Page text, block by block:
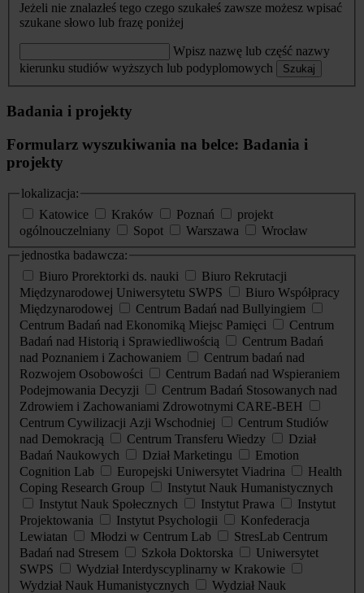
Jeżeli nie znalazłeś tego czego szukałeś zawsze możesz wpisać
szukane słowo lub frazę poniżej
Wpisz nazwę lub część nazwy
kierunku studiów wyższych lub podyplomowych
Szukaj
Badania i projekty
Formularz wyszukiwania na belce: Badania i
projekty
lokalizacja:
Katowice
Kraków Poznań
projekt
ogólnouczelniany
Sopot Warszawa
Wrocław
jednostka badawcza:
Biuro Prorektorki ds. nauki
Biuro Rekrutacji
Międzynarodowej Uniwersytetu SWPS
Biuro Współpracy
Międzynarodowej
Centrum Badań nad Bullyingiem
Centrum Badań nad Ekonomiką Miejsc Pamięci
Centrum
Badań nad Historią i Sprawiedliwością
Centrum Badań
nad Poznaniem i Zachowaniem
Centrum badań nad
Rozwojem Osobowości
Centrum Badań nad Wspieraniem
Podejmowania Decyzji
Centrum Badań Stosowanych nad
Zdrowiem i Zachowaniami Zdrowotnymi CARE-BEH
Centrum Cywilizacji Azji Wschodniej
Centrum Studiów
nad Demokracją
Centrum Transferu Wiedzy
Dział
Badań Naukowych
Dział Marketingu
Emotion
Cognition Lab
Europejski Uniwersytet Viadrina
Health
Coping Research Group
Instytut Nauk Humanistycznych
Instytut Nauk Społecznych
Instytut Prawa
Instytut
Projektowania
Instytut Psychologii
Konfederacja
Lewiatan
Młodzi w Centrum Lab
StresLab Centrum
Badań nad Stresem
Szkoła Doktorska
Uniwersytet
SWPS
Wydział Interdyscyplinarny w Krakowie
Wydział Nauk Humanistycznych
Wydział Nauk